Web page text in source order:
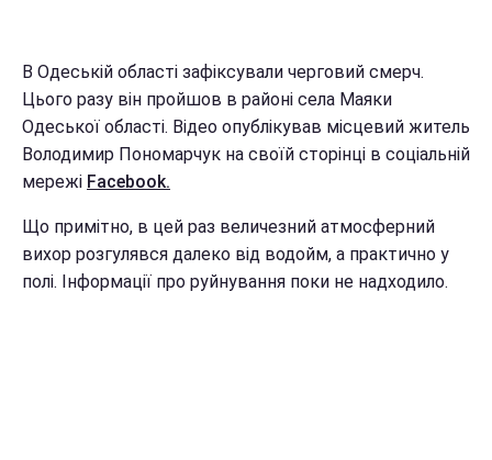
В Одеській області зафіксували черговий смерч.
Цього разу він пройшов в районі села Маяки
Одеської області. Відео опублікував місцевий житель
Володимир Пономарчук на своїй сторінці в соціальній
мережі Facebook.
Що примітно, в цей раз величезний атмосферний
вихор розгулявся далеко від водойм, а практично у
полі. Інформації про руйнування поки не надходило.